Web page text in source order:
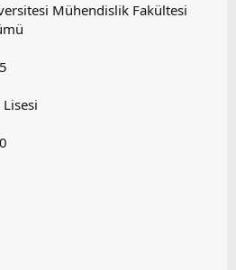
Mühendislik Fakültesi